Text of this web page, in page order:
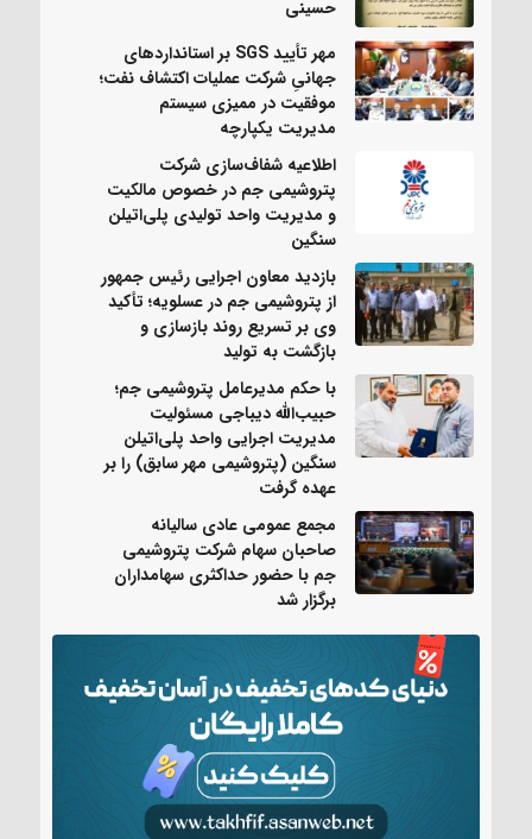
حسینی
مهر تأیید SGS بر استانداردهای
جهانیِ شرکت عملیات اکتشاف نفت؛
موفقیت در ممیزی سیستم
مدیریت یکپارچه
اطلاعیه شفاف‌سازی شرکت
پتروشیمی جم در خصوص مالکیت
و مدیریت واحد تولیدی پلی‌اتیلن
سنگین
بازدید معاون اجرایی رئیس جمهور
از پتروشیمی جم در عسلویه؛ تأکید
وی بر تسریع روند بازسازی و
بازگشت به تولید
با حکم مدیرعامل پتروشیمی جم؛
حبیب‌الله دیباجی مسئولیت
مدیریت اجرایی واحد پلی‌اتیلن
سنگین (پتروشیمی مهر سابق) را بر
عهده گرفت
مجمع عمومی عادی سالیانه
صاحبان سهام شرکت پتروشیمی
جم با حضور حداکثری سهامداران
برگزار شد